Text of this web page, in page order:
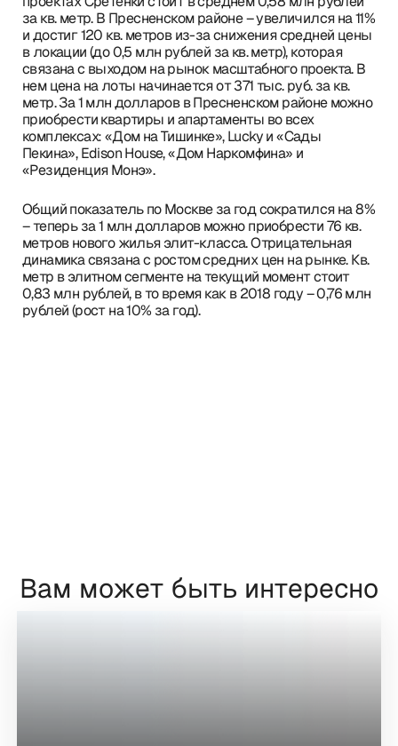
за кв. метр. В Пресненском районе – увеличился на 11%
и достиг 120 кв. метров из-за снижения средней цены
в локации (до 0,5 млн рублей за кв. метр), которая
связана с выходом на рынок масштабного проекта. В
нем цена на лоты начинается от 371 тыс. руб. за кв.
метр. За 1 млн долларов в Пресненском районе можно
приобрести квартиры и апартаменты во всех
комплексах: «Дом на Тишинке», Lucky и «Сады
Пекина», Edison House, «Дом Наркомфина» и
«Резиденция Монэ».
Общий показатель по Москве за год сократился на 8%
– теперь за 1 млн долларов можно приобрести 76 кв.
метров нового жилья элит-класса. Отрицательная
динамика связана с ростом средних цен на рынке. Кв.
метр в элитном сегменте на текущий момент стоит
0,83 млн рублей, в то время как в 2018 году – 0,76 млн
рублей (рост на 10% за год).
Вам может быть интересно